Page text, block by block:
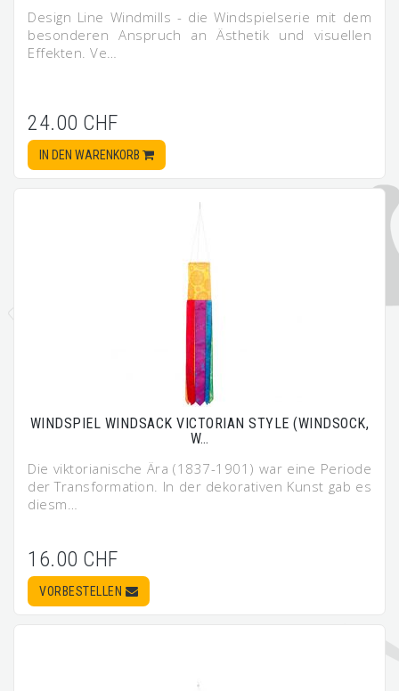
Design Line Windmills - die Windspielserie mit dem
besonderen Anspruch an Ästhetik und visuellen
Effekten. Ve…
24.00 CHF
IN DEN WARENKORB
WINDSPIEL WINDSACK VICTORIAN STYLE (WINDSOCK,
W…
Die viktorianische Ära (1837-1901) war eine Periode
der Transformation. In der dekorativen Kunst gab es
diesm…
16.00 CHF
VORBESTELLEN